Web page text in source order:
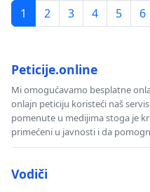
1
2 3 4 5 6
Peticije.online
Mi omogućavamo besplatne
onlajn peticiju koristeći naš
pomenute u medijima stoga je
primećeni u javnosti i da
Vodiči